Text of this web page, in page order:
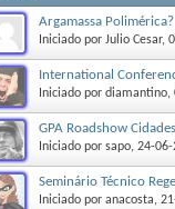
Argamassa Polimérica?
Iniciado por Julio Cesar‎,
International
Iniciado por diamantino‎,
GPA Roadshow
Iniciado por sapo‎, 24-
Seminário Técnico
Iniciado por anacosta‎,